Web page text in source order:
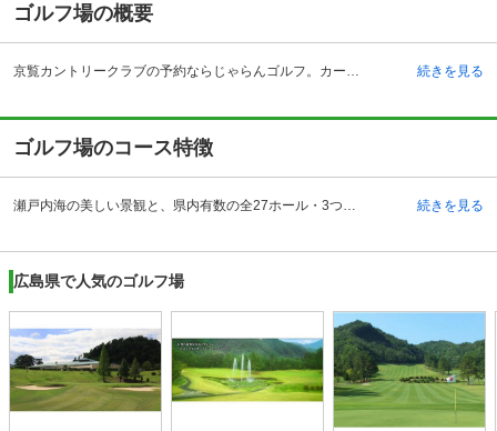
ゴルフ場の概要
京覧カントリークラブの予約ならじゃらんゴルフ。カートの有無や利用税、キャンセル料、ナイター設備、駐車場などのコース情報はもちろん、口コミ、フォトギャラリーなどコースの難易度や攻略に役立つ情報充実、予約する度にポイントが貯まるのでお得にゴルフをお楽しみ頂けます。 広島県三原市にあります京覧カントリークラブは、本郷インターチェンジから13キロメートル、タクシーですと三原駅から約10分の好立地で、抜群のアクセスが魅力のゴルフ場です。全27ホールの3つのコースは、それぞれに独特の個性があり、プレーヤーの戦略性とテクニック、そして挑戦意欲を沸き立たせます。併設するクラブハウスは光を多く取り込んだ温かみのある空間となっており、レストランや喫茶、大浴場など設備も充実しており、プレーを振り返りながらゆっくりとリラックスすることができます。 続きを見る
ゴルフ場のコース特徴
瀬戸内海の美しい景観と、県内有数の全27ホール・3つのチャンピオンコースが魅力的な丘陵コースです。全長9,629ヤード(西：3,156、中：3,160、東：3,313）、パー108、全27ホールで、東コース、中コース、西コースの3つのコースはそれぞれに個性を持っており、風格や落ち着きのある雰囲気を味わうことができます。東コースは全体的にアップダウンの少ないフェアウェイで、左サイドに大きな池のある7番、グリーン手前に人工池がある9番などの戦略的なホールが特徴的です。中コースと西コースはフェアウェイが狭く感じますが、実際にプレーすると余裕があります。グリーンはコーライ芝で独特の感覚に注意が必要です。 続きを見る
広島県で人気のゴルフ場